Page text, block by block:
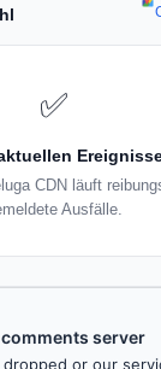
✅
CDN läuft
Ausfälle.
server
or our